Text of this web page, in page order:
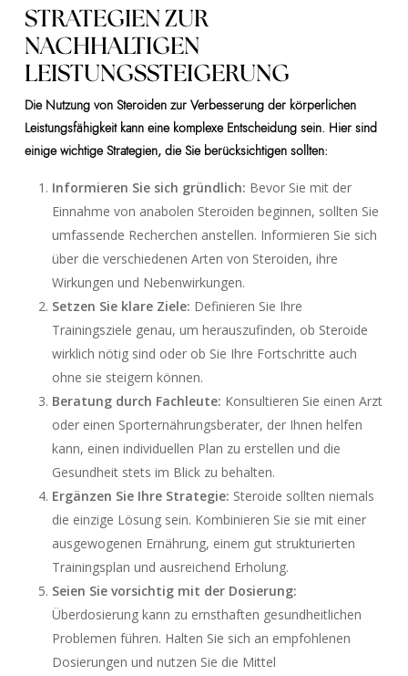
STRATEGIEN ZUR
NACHHALTIGEN
LEISTUNGSSTEIGERUNG
Die Nutzung von Steroiden zur Verbesserung der körperlichen
Leistungsfähigkeit kann eine komplexe Entscheidung sein. Hier sind
einige wichtige Strategien, die Sie berücksichtigen sollten:
Informieren Sie sich gründlich: Bevor Sie mit der
Einnahme von anabolen Steroiden beginnen, sollten Sie
umfassende Recherchen anstellen. Informieren Sie sich
über die verschiedenen Arten von Steroiden, ihre
Wirkungen und Nebenwirkungen.
Setzen Sie klare Ziele: Definieren Sie Ihre
Trainingsziele genau, um herauszufinden, ob Steroide
wirklich nötig sind oder ob Sie Ihre Fortschritte auch
ohne sie steigern können.
Beratung durch Fachleute: Konsultieren Sie einen Arzt
oder einen Sporternährungsberater, der Ihnen helfen
kann, einen individuellen Plan zu erstellen und die
Gesundheit stets im Blick zu behalten.
Ergänzen Sie Ihre Strategie: Steroide sollten niemals
die einzige Lösung sein. Kombinieren Sie sie mit einer
ausgewogenen Ernährung, einem gut strukturierten
Trainingsplan und ausreichend Erholung.
Seien Sie vorsichtig mit der Dosierung:
Überdosierung kann zu ernsthaften gesundheitlichen
Problemen führen. Halten Sie sich an empfohlenen
Dosierungen und nutzen Sie die Mittel